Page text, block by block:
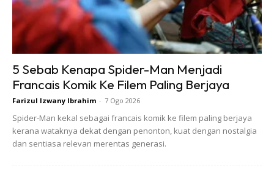
Kalau dulu SARS-CoV menyebabkan SARS. Maka, SARS-
CoV-2 menyebabkan COVID-19.
Virus ini memasuki sel di saluran pernafasan dengan
melekat pada satu enzim yang dinamakan sebagai
banyak di kawasan paru-paru.
5 Sebab Kenapa Spider-Man Menjadi
Francais Komik Ke Filem Paling Berjaya
Farizul Izwany Ibrahim - 7 Ogo 2026
Spider-Man kekal sebagai francais komik ke filem paling berjaya
kerana wataknya dekat dengan penonton, kuat dengan nostalgia
dan sentiasa relevan merentas generasi.